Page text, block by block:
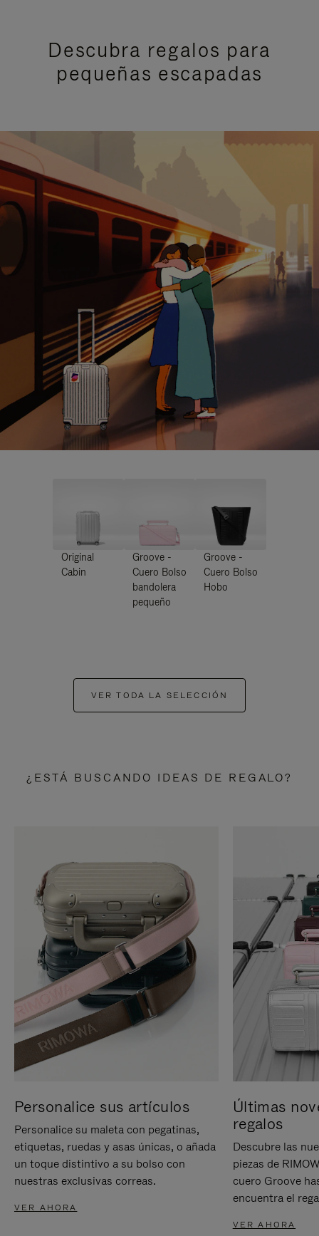
Descubra regalos para
pequeñas escapadas
Original
Cabin
Groove -
Cuero Bolso
bandolera
pequeño
Groove -
Cuero Bolso
Hobo
VER TODA LA SELECCIÓN
¿ESTÁ BUSCANDO IDEAS DE REGALO?
Personalice sus artículos
Personalice su maleta con pegatinas,
etiquetas, ruedas y asas únicas, o añada
un toque distintivo a su bolso con
nuestras exclusivas correas.
VER AHORA
Últimas
regalos
Descubre las
piezas de
cuero Groove
encuentra el
VER AHORA